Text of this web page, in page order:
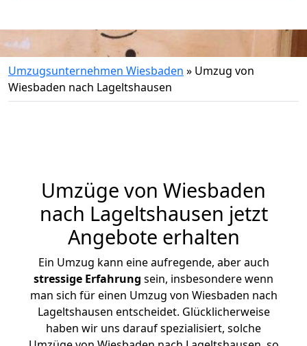
Umzugsunternehmen Wiesbaden » Umzug von
Wiesbaden nach Lageltshausen
Umzüge von Wiesbaden
nach Lageltshausen jetzt
Angebote erhalten
Ein Umzug kann eine aufregende, aber auch
stressige Erfahrung sein, insbesondere wenn
man sich für einen Umzug von Wiesbaden nach
Lageltshausen entscheidet. Glücklicherweise
haben wir uns darauf spezialisiert, solche